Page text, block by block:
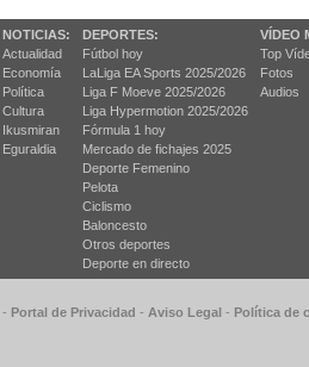
NOTICIAS:
Actualidad
Economía
Política
Cultura
Ikusmiran
Eguraldia
DEPORTES:
Fútbol hoy
LaLiga EA Sports 2025/2026
Liga F Moeve 2025/2026
Liga Hypermotion 2025/2026
Fórmula 1 hoy
Mercado de fichajes 2025
Deporte Femenino
Pelota
Ciclismo
Baloncesto
Otros deportes
Deporte en directo
VÍDEO
Top
Fotos
Audios
- Portal de Privacidad - Aviso Legal - Política de